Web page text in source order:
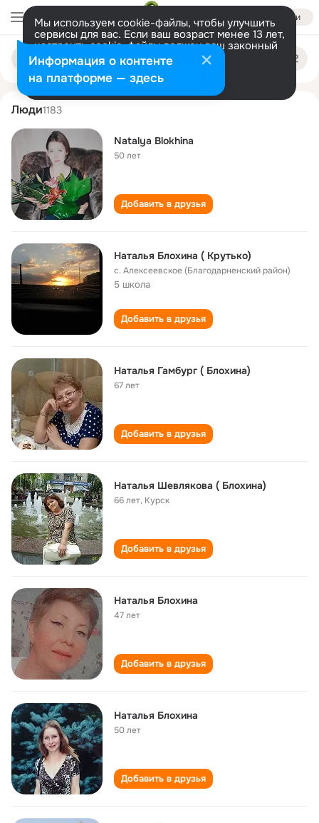
Войти
Мы используем cookie-файлы, чтобы улучшить
сервисы для вас. Если ваш возраст менее 13 лет,
настроить cookie-файлы должен ваш законный
представитель. Больше информации
Разрешить все Настроить
Поиск
людям
natalya blokhina
Люди1183
Natalya Blokhina
50 лет
Добавить в друзья
Наталья Блохина ( Крутько)
с. Алексеевское (Благодарненский район)
5 школа
Добавить в друзья
Наталья Гамбург ( Блохина)
67 лет
Добавить в друзья
Наталья Шевлякова ( Блохина)
66 лет, Курск
Добавить в друзья
Наталья Блохина
47 лет
Добавить в друзья
Наталья Блохина
50 лет
Добавить в друзья
Информация о контенте
на платформе — здесь